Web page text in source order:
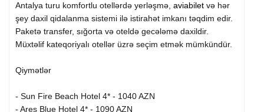
Antalya turu komfortlu otellərdə yerləşmə, aviabilet və hər
şey daxil qidalanma sistemi ilə istirahət imkanı təqdim edir.
Paketə transfer, sığorta və oteldə gecələmə daxildir.
Müxtəlif kateqoriyalı otellər üzrə seçim etmək mümkündür.
Qiymətlər
- Sun Fire Beach Hotel 4* - 1040 AZN
- Ares Blue Hotel 4* - 1090 AZN